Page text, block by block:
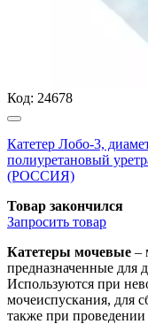
Код: 24678
Катетер Лобо-3,
полиуретановый
(РОССИЯ)
Товар закончился
Запросить товар
Катетеры мочевые –
предназначенные для
Используются при
мочеиспускания, для
также при